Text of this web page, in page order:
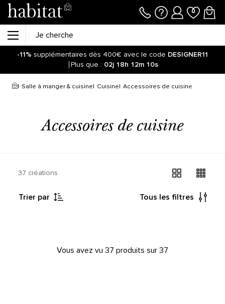
-11% supplémentaires dès 400€ avec le code DESIGNER11
Plus que : 02j 18h 12m 10s
Salle à manger & cuisine Cuisine Accessoires de cuisine
Accessoires de cuisine
37 créations
Trier par Tous les filtres
Vous avez vu 37 produits sur 37